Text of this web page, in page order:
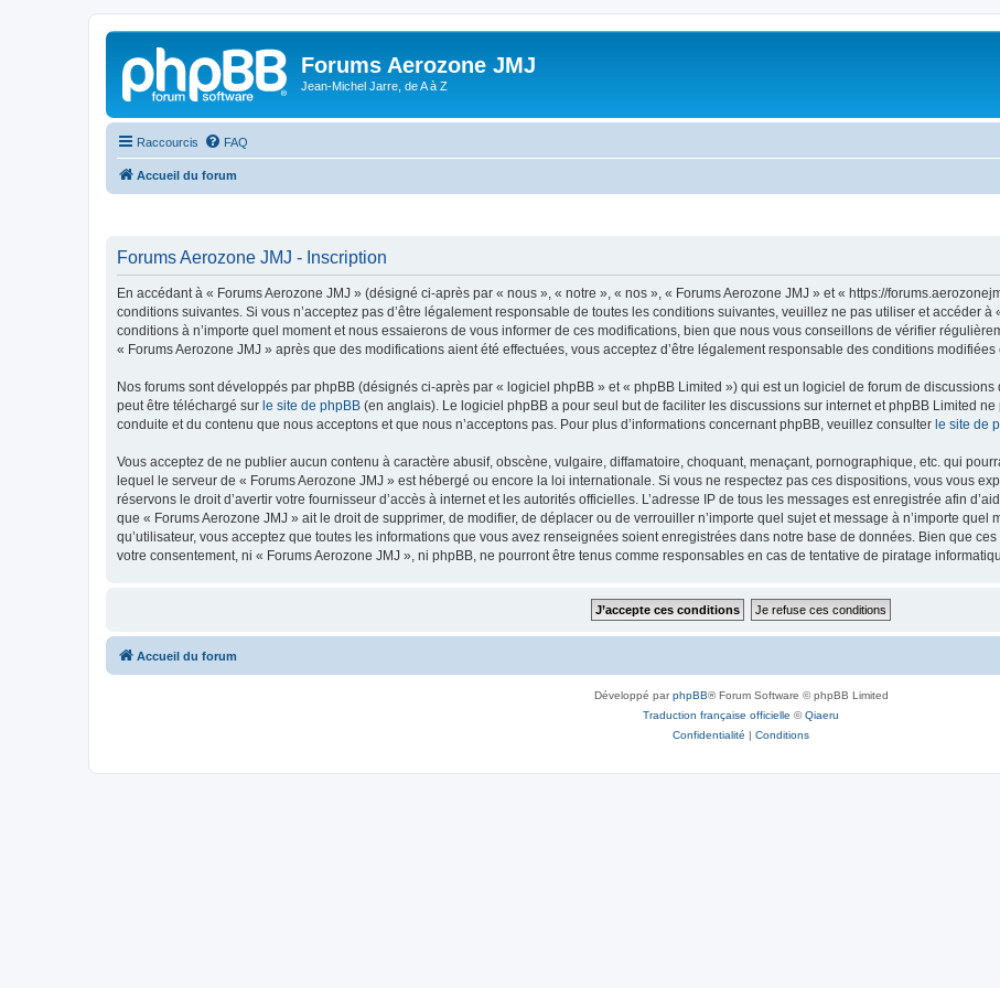
Forums Aerozone JMJ
Jean-Michel Jarre, de A à Z
Raccourcis FAQ
Accueil du forum
Forums Aerozone JMJ - Inscription
En accédant à « Forums Aerozone JMJ » (désigné ci-après par « nous », « notre », « nos », « Forums Aerozone JMJ » et « https://
conditions suivantes. Si vous n’acceptez pas d’être légalement responsable de toutes les conditions suivantes, veuillez ne pas utiliser et accéder
conditions à n’importe quel moment et nous essaierons de vous informer de ces modifications, bien que nous vous conseillons de vérifier
« Forums Aerozone JMJ » après que des modifications aient été effectuées, vous acceptez d’être légalement responsable des conditions modifiées
Nos forums sont développés par phpBB (désignés ci-après par « logiciel phpBB » et « phpBB Limited ») qui est un logiciel de forum de discussions
peut être téléchargé sur le site de phpBB (en anglais). Le logiciel phpBB a pour seul but de faciliter les discussions sur internet et phpBB Limited
conduite et du contenu que nous acceptons et que nous n’acceptons pas. Pour plus d’informations concernant phpBB, veuillez consulter le site de
Vous acceptez de ne publier aucun contenu à caractère abusif, obscène, vulgaire, diffamatoire, choquant, menaçant, pornographique, etc. qui
lequel le serveur de « Forums Aerozone JMJ » est hébergé ou encore la loi internationale. Si vous ne respectez pas ces dispositions, vous vous
réservons le droit d’avertir votre fournisseur d’accès à internet et les autorités officielles. L’adresse IP de tous les messages est enregistrée afin
que « Forums Aerozone JMJ » ait le droit de supprimer, de modifier, de déplacer ou de verrouiller n’importe quel sujet et message à n’importe quel
qu’utilisateur, vous acceptez que toutes les informations que vous avez renseignées soient enregistrées dans notre base de données. Bien que
votre consentement, ni « Forums Aerozone JMJ », ni phpBB, ne pourront être tenus comme responsables en cas de tentative de piratage
Accueil du forum
Développé parphpBB® Forum Software © phpBB Limited
Traduction française officielle ©Qiaeru
Confidentialité | Conditions